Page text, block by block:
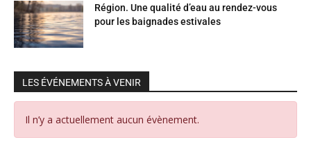
Région. Une qualité d’eau au rendez-vous
pour les baignades estivales
LES ÉVÉNEMENTS À VENIR
Il n’y a actuellement aucun évènement.